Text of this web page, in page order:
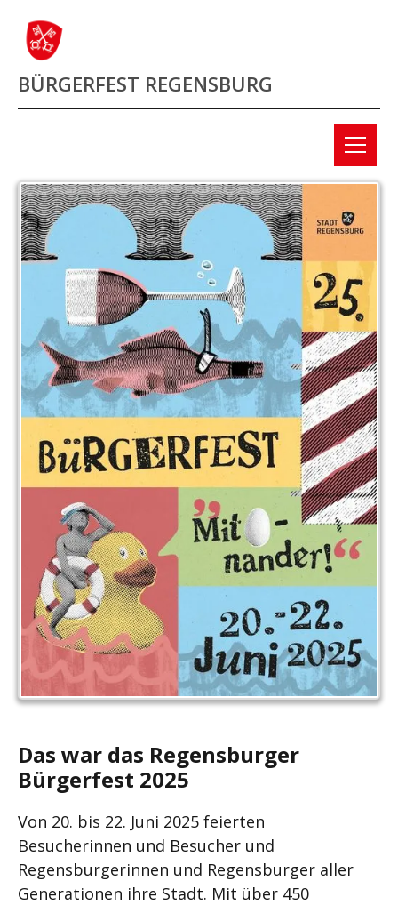
BÜRGERFEST REGENSBURG
Das war das Regensburger
Bürgerfest 2025
Von 20. bis 22. Juni 2025 feierten
Besucherinnen und Besucher und
Regensburgerinnen und Regensburger aller
Generationen ihre Stadt. Mit über 450